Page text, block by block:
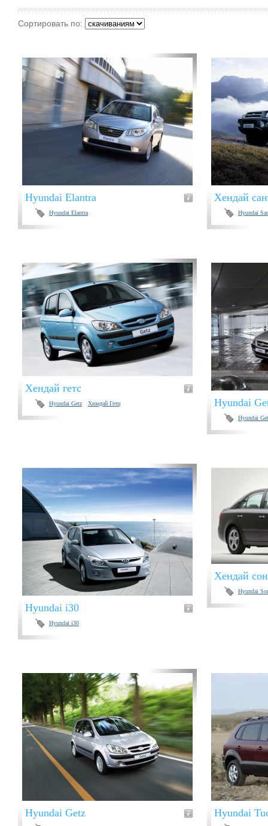
Сортировать по:
Hyundai Elantra
Hyundai Elantra
Хендай
Hyundai
Хендай гетс
Hyundai Getz Хюндай Гетц Hyundai
Hyundai
Hyundai i30
Hyundai i30
Хендай
Hyundai
Hyundai Getz Hyundai